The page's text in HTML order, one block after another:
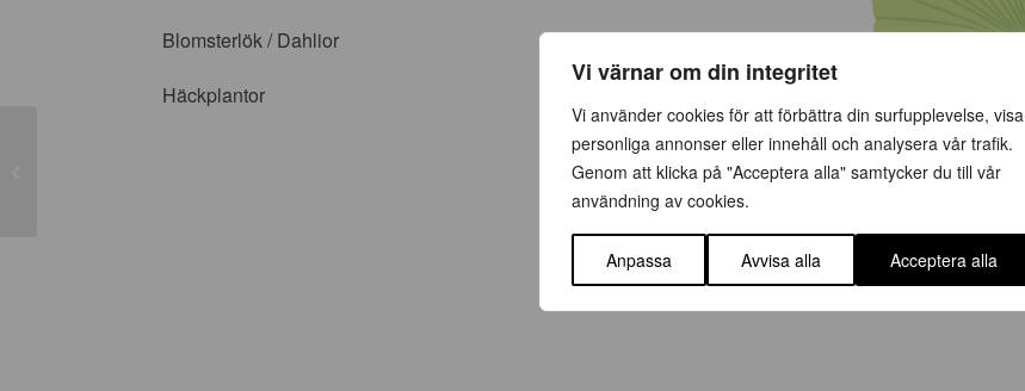
Vi värnar om din integritet
Vi använder cookies för att förbättra din surfupplevelse, visa
personliga annonser eller innehåll och analysera vår trafik.
Genom att klicka på "Acceptera alla" samtycker du till vår
användning av cookies.
Anpassa Avvisa alla Acceptera alla
Blomsterlök / Dahlior
Häckplantor